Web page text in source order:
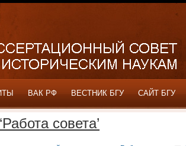
ВАК РФ ВЕСТНИК БГУ САЙТ БГУ
совета’